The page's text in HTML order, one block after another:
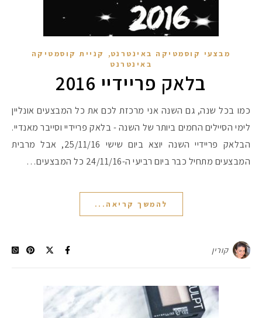
מבצעי קוסמטיקה באינטרנט,
קניית קוסמטיקה
באינטרנט
בלאק פריידיי 2016
כמו בכל שנה, גם השנה אני מרכזת לכם את כל המבצעים אונליין
לימי הסיילים החמים ביותר של השנה - בלאק פריידיי וסייבר מאנדיי.
הבלאק פריידיי השנה יוצא ביום שישי 25/11/16, אבל מרבית
המבצעים מתחיל כבר ביום רביעי ה-24/11/16 כל המבצעים…
להמשך קריאה...
קורין